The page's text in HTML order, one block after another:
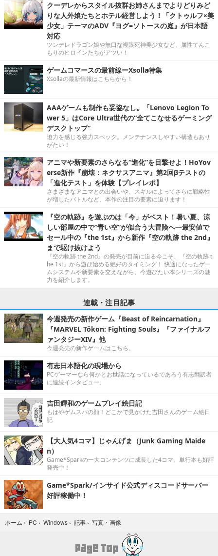
クーデレからスタイル抜群お姉さんまでよりどりみど
りな人外娘たちとホテル経営しよう！「クトゥルフ×美
少女」テーマのADV『ヨグ=ソトースの庭』が日本語
対応
ツンデレドラゴン娘や無口な複眼死神美少女など、属性てんこ
もりのヒロインたちがアツい！
ゲームコマースの最前線ーXsolla特集
Xsollaの最新情報はこちらから！
AAAゲームも制作も妥協なし。「Lenovo Legion To
wer 5」はCore Ultra世代の“全てこなせるゲーミング
デスクトップ”
迫力を感じる強力スペック。メンテナンスしやすい構造もあり
がたい！
アニマや新要素のさらなる“進化”を目撃せよ！HoYov
erse新作『崩壊：ネクサスアニマ』第2回βテストの
「進化テスト」を体験【プレイレポ】
さまざまなアニマとの出会いや、スキルによってさらに戦略性
が増したバトルなど、本作の注目の要素に迫ります！
『空の軌跡』を遊ぶのは「今」がベスト！暑い夏、涼
しい部屋の中で“青い空”が似合う大冒険へ―最安値で
セール中の『the 1st』から新作『空の軌跡 the 2nd』
まで駆け抜けよう
『空の軌跡 the 2nd』の発売が目前に迫る今こそ、『空の軌跡 t
he 1st』から遊び始める絶好のタイミング！ 快適になったゲー
ムシステムや新要素を交えながら、今遊びたい本シリーズの魅
力を紹介します。
連載・注目記事
今週発売の新作ゲーム『Beast of Reincarnation』
『MARVEL Tōkon: Fighting Souls』『ファイナルフ
ァンタジーXIV』他
今週発売の新作ゲームはこちら。
有志日本語化の現場から
PCゲーマーなら何かとお世話になっているであろう有志翻訳者
に連続インタビュー。
吉田輝和のゲームプレイ絵日記
もはやゲムスパの顔！どこかで見かけた吉田さんのゲーム絵日
記
【大人気4コマ】じゃんげま（Junk Gaming Maide
n）
Game*Sparkの一大コンテンツに成長した4コマ。単行本も好評
発売中！
Game*Spark/インサイド公式ディスコードサーバー
好評稼働中！
ホーム › PC › Windows › 記事 › 写真・画像